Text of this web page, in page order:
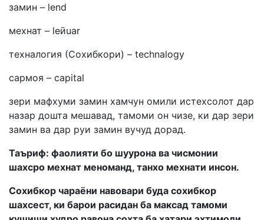
замин – lend
мехнат – leӣuar
техналогия (Сохибкори) – technalogy
сармоя – capital
зери мафхуми замин хамчун омили истехсолот дар
назар дошта мешавад, тамоми он чизе, ки дар зери
замин ва дар руи замин вучуд дорад.
Таъриф: фаолияти бо шуурона ва чисмонии
шахсро мехнат меноманд, танхо мехнати инсон.
Сохибкор чараёни навовари буда сохибкор
шахсест, ки барои расидан ба максад тамоми